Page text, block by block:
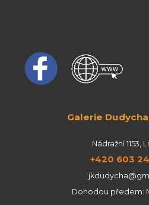
Galerie Dudycha
Nádražní 1153,
+420 603
Dohodou předem: